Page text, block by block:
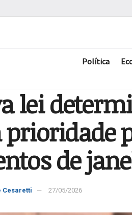
Política
lei
de
Cesaretti 27/05/2026